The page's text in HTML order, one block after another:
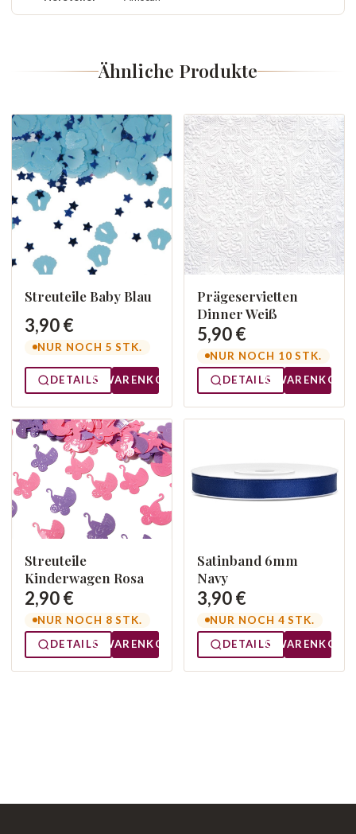
Ähnliche Produkte
Streuteile Baby Blau
3,90 €
NUR NOCH 5 STK.
DETAILS WARENKORB
Prägeservietten
Dinner Weiß
5,90 €
NUR NOCH 10 STK.
DETAILS
WARENKORB
Streuteile
Kinderwagen Rosa
2,90 €
NUR NOCH 8 STK.
DETAILS
WARENKORB
Satinband 6mm
Navy
3,90 €
NUR NOCH 4 STK.
DETAILS
WARENKORB